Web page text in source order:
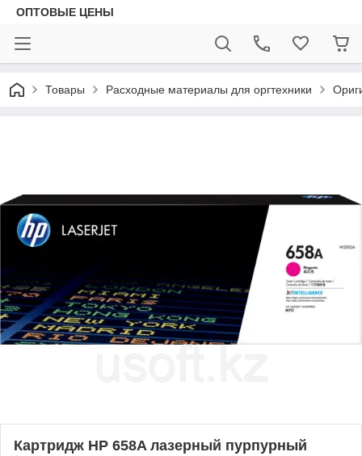
ОПТОВЫЕ ЦЕНЫ
Товары Расходные материалы для оргтехники
Картридж HP 658A лазерный пурпурный